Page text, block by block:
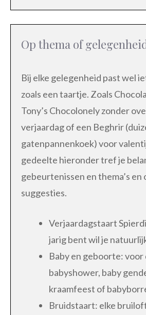
Op thema of
Bij elke gelegenheid past wel
zoals een taartje. Zoals
Tony’s Chocolonely zonder
verjaardag of een Beghrir
gatenpannenkoek) voor
gedeelte hieronder tref je
gebeurtenissen en thema’s en
suggesties.
Verjaardagstaart
jarig bent wil je
Baby en geboorte: voor
babyshower, baby
kraamfeest of
Bruidstaart: elke